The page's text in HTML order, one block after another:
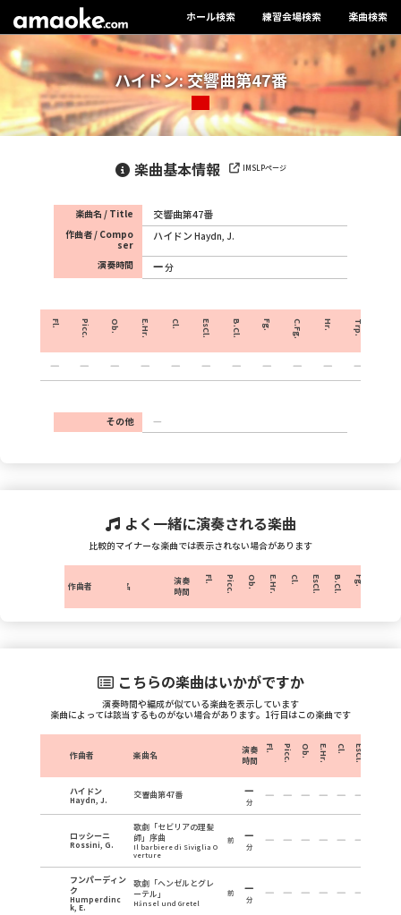
ホール検索 練習会場検索 楽曲検索
ハイドン: 交響曲第47番
楽曲基本情報 IMSLPページ
楽曲名 / Title 交響曲第47番
作曲者 / Compo
ser
ハイドン Haydn, J.
演奏時間 分
Fl. Picc. Ob. E.Hr. Cl. EsCl. B.Cl. Fg. C.Fg. Hr. Trp.
その他
よく一緒に演奏される楽曲
比較的マイナーな楽曲では表示されない場合があります
作曲者 楽曲名
演奏
時間
Fl. Picc. Ob. E.Hr. Cl. EsCl. B.Cl. Fg.
こちらの楽曲はいかがですか
演奏時間や編成が似ている楽曲を表示しています
楽曲によっては該当するものがない場合があります。1行目はこの楽曲です
作曲者 楽曲名
演奏
時間
Fl. Picc. Ob. E.Hr. Cl. EsCl.
ハイドン
Haydn, J. 交響曲第47番
分
ロッシーニ
Rossini, G.
歌劇「セビリアの理髪
師」序曲
Il barbiere di Siviglia O
verture
前
分
フンパーディン
ク
Humperdinc
k, E.
歌劇「ヘンゼルとグレ
ーテル」
Hänsel und Gretel
前
分